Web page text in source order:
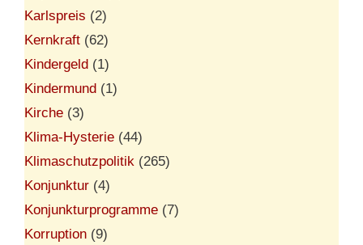
Karlspreis (2)
Kernkraft (62)
Kindergeld (1)
Kindermund (1)
Kirche (3)
Klima-Hysterie (44)
Klimaschutzpolitik (265)
Konjunktur (4)
Konjunkturprogramme (7)
Korruption (9)